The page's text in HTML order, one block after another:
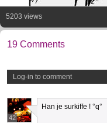
5203 views
19 Comments
Log-in to comment
42
Han je surkiffe ! °q°